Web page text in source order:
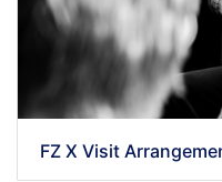
FZ X Visit